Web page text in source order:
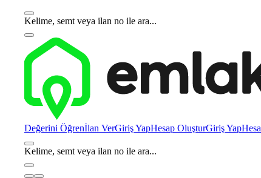
Kelime, semt veya ilan no ile ara...
Değerini Öğrenİlan VerGiriş YapHesap OluşturGiriş Yap
Kelime, semt veya ilan no ile ara...